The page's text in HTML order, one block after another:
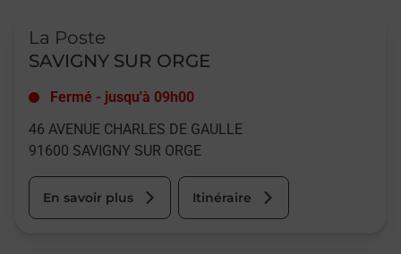
La Poste
SAVIGNY SUR ORGE
Fermé - jusqu'à 09h00
46 AVENUE CHARLES DE GAULLE
91600 SAVIGNY SUR ORGE
En savoir plus Itinéraire